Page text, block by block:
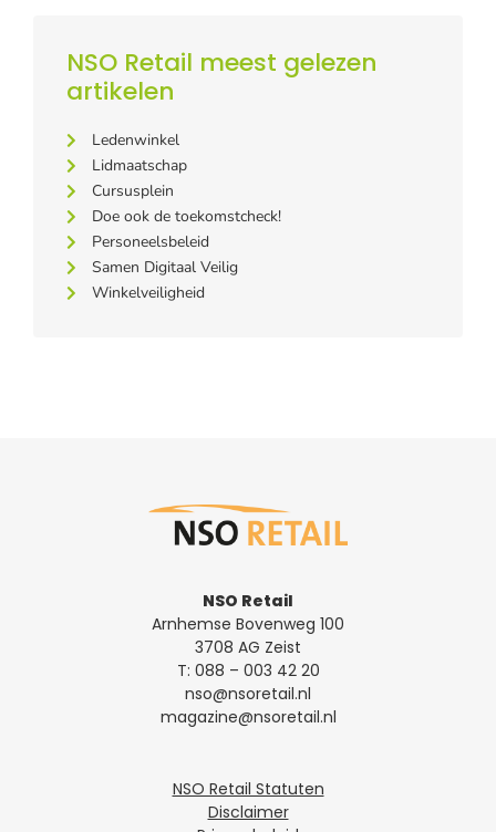
NSO Retail meest gelezen
artikelen
Ledenwinkel
Lidmaatschap
Cursusplein
Doe ook de toekomstcheck!
Personeelsbeleid
Samen Digitaal Veilig
Winkelveiligheid
NSO Retail
Arnhemse Bovenweg 100
3708 AG Zeist
T: 088 – 003 42 20
nso@nsoretail.nl
magazine@nsoretail.nl
NSO Retail Statuten
Disclaimer